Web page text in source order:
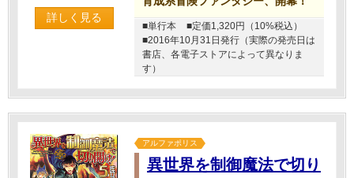
詳しく見る
■単行本
■定価1,320円（10%税込）
■2016年10月31日発行（実際の発売日は
書店、各電子ストアによって異なりま
す）
アルファポリス
異世界を制御魔法で切り